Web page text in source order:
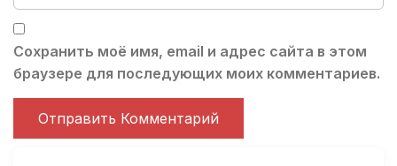
Сохранить моё имя, email и адрес сайта в этом
браузере для последующих моих комментариев.